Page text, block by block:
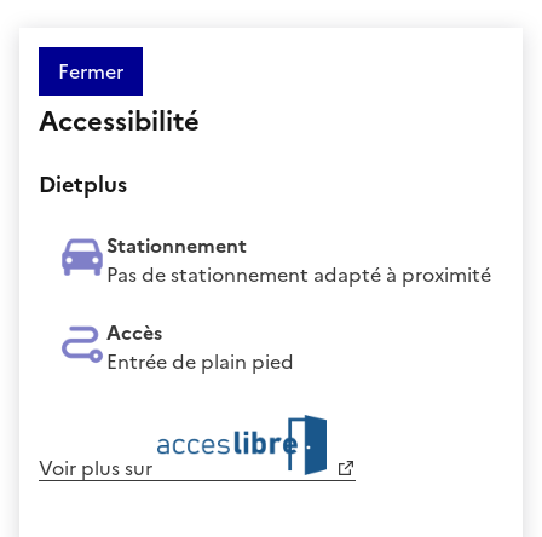
Fermer
Accessibilité
Dietplus
Stationnement
Pas de stationnement adapté à proximité
Accès
Entrée de plain pied
Voir plus sur